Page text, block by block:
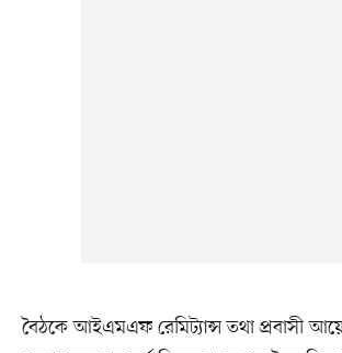
বৈঠকে আইএমএফ রেমিট্যান্স তথা প্রবাসী